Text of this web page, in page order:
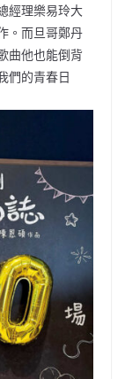
經理樂易玲大
。而旦哥鄭丹
曲他也能倒背
們的青春日